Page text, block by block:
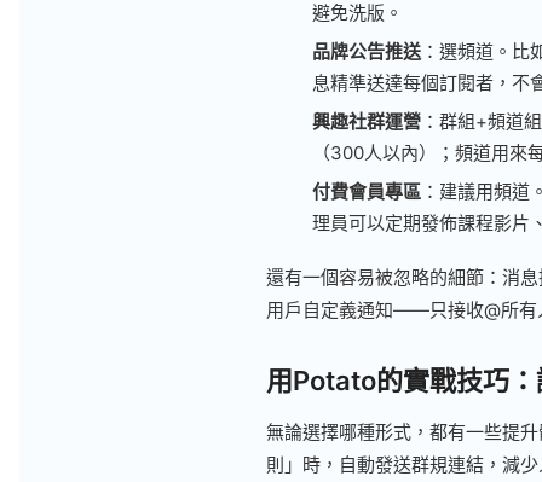
避免洗版。
品牌公告推送：選頻道。比
息精準送達每個訂閱者，不
興趣社群運營：群組+頻道
（300人以內）；頻道用來
付費會員專區：建議用頻道
理員可以定期發佈課程影片
還有一個容易被忽略的細節：消
用戶自定義通知——只接收@所有
用Potato的實戰技巧
無論選擇哪種形式，都有一些提
則」時，自動發送群規連結，減